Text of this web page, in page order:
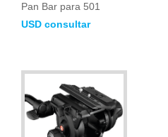
Pan Bar para 501
USD consultar